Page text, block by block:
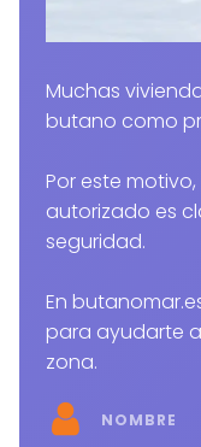
Muchas viviendas en Viveda dependen del
butano como
Por este
autorizado es
seguridad.
En
para ayudarte
zona.
NOMBRE